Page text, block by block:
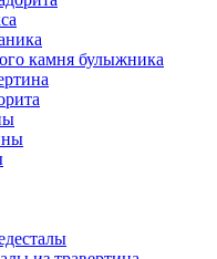
камня булыжника